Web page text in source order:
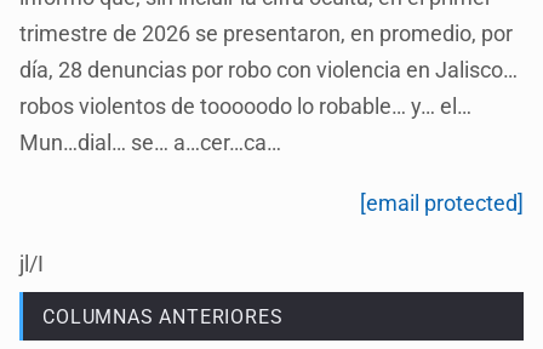
trimestre de 2026 se presentaron, en promedio, por
día, 28 denuncias por robo con violencia en Jalisco…
robos violentos de tooooodo lo robable… y… el…
Mun…dial… se… a…cer…ca…
[email protected]
jl/I
COLUMNAS ANTERIORES